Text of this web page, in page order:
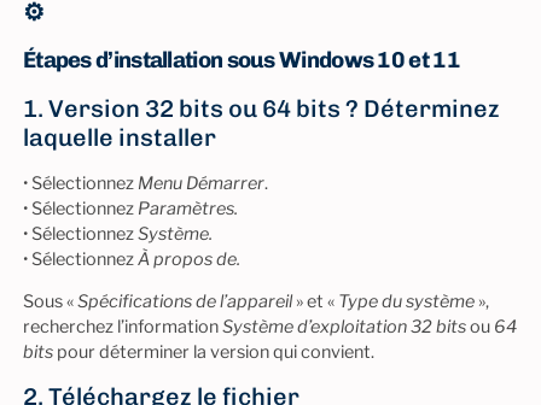
⚙️
Étapes d’installation sous Windows 10 et 11
1. Version 32 bits ou 64 bits ? Déterminez
laquelle installer
• Sélectionnez Menu Démarrer.
• Sélectionnez Paramètres.
• SélectionnezSystème.
• SélectionnezÀ propos de.
Sous «Spécifications de l’appareil» et « Type du système»,
recherchez l’informationSystème d’exploitation 32 bitsou 64
bitspour déterminer la version qui convient.
2. Téléchargez le fichier